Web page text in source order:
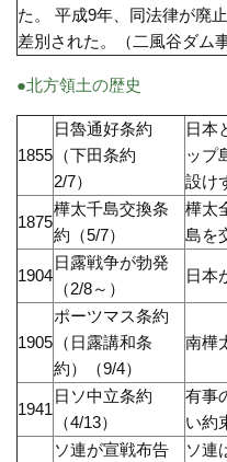
た。 平成9年、同法律が廃
差別された。（二風谷ダム
●北方領土の歴史
1855
日魯通好条約
（下田条約
2/7）
日本
ップ
設け
1875
樺太千島交換条
約（5/7）
樺太
島を
1904
日露戦争が勃発
（2/8～）
日本
1905
ポーツマス条約
（日露講和条
約）（9/4）
南樺
1941
日ソ中立条約
（4/13）
有事
い約
ソ連が宣戦布告
ソ連